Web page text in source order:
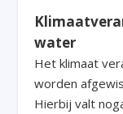
water
Het klimaat
worden
Hierbij valt